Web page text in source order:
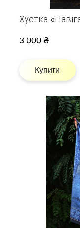
Хустка
3 000 ₴
Купити